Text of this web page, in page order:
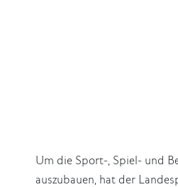
Um die Sport-, Spiel- und
auszubauen, hat der